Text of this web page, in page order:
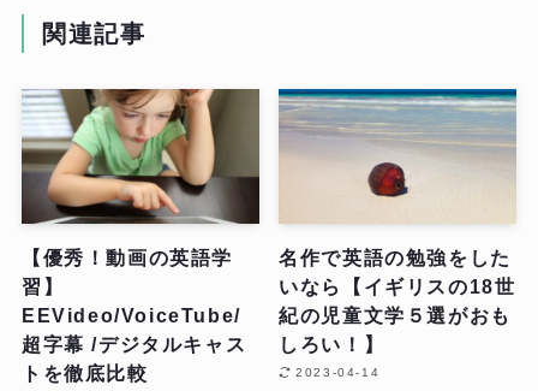
関連記事
【優秀！動画の英語学
習】
EEVideo/VoiceTube/
超字幕 /デジタルキャス
トを徹底比較
名作で英語の勉強をした
いなら【イギリスの18世
紀の児童文学５選がおも
しろい！】
2023-04-14